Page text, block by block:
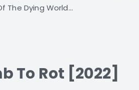
The Dying World...
To Rot [2022]